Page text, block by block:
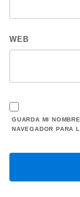
WEB
GUARDA MI
NAVEGADOR PARA